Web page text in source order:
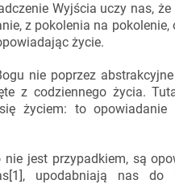
Wyjścia uczy nas,
z pokolenia na
życie.
nie poprzez
z codziennego życia.
życiem: to
nie jest przypadkiem, są
upodabniają nas